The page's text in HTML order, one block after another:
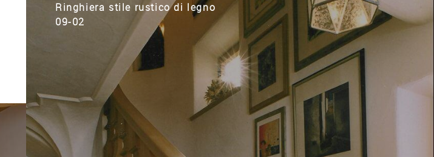
Ringhiera stile rustico di legno
09-02